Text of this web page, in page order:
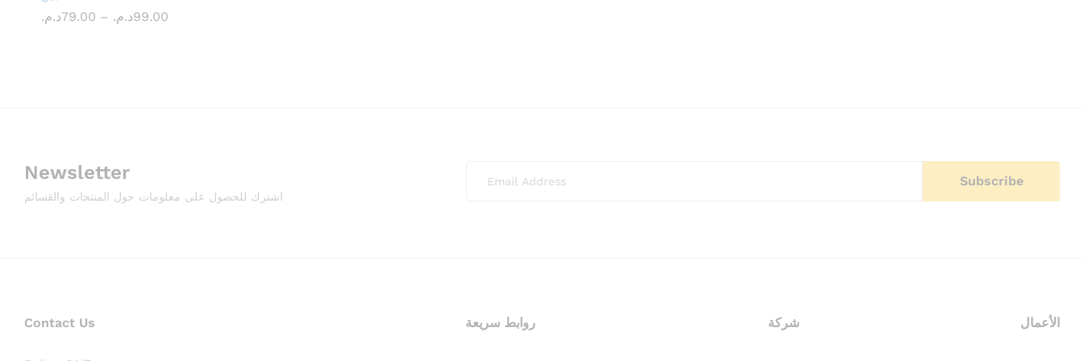
79.00د.م. – 99.00د.م. 79.00د.م. 99.00د.م.
Newsletter
اشترك للحصول على معلومات حول المنتجات والقسائم
Contact Us روابط سريعة شركة الأعمال